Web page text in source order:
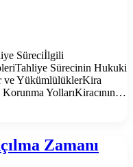
Süreciİlgili
Sürecinin Hukuki
ve YükümlülüklerKira
YollarıKiracının…
Zamanı